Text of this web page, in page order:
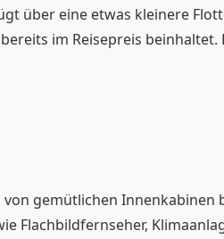
über eine etwas kleinere
im Reisepreis
von gemütlichen Innenkabinen
Flachbildfernseher,